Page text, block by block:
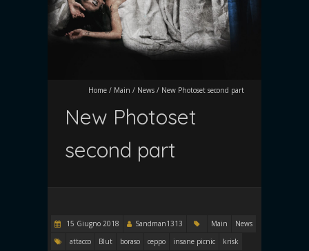
Home / Main / News / New Photoset second part
New Photoset
second part
15 Giugno 2018 Sandman1313 Main
News
attacco
Blut boraso ceppo insane picnic
krisk